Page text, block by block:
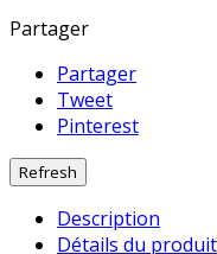
Partager
Partager
Tweet
Pinterest
Description
Détails du produit